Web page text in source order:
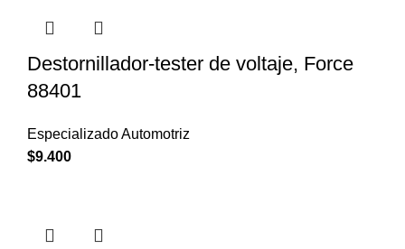
Destornillador-tester de voltaje, Force
88401
Especializado Automotriz
$9.400